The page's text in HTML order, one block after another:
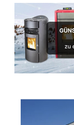
WARENKORB
PRODUCTS
SEARCH